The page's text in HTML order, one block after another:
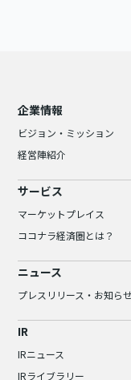
企業情報
ビジョン・ミッション
経営陣紹介
サービス
マーケットプレイス
ココナラ経済圏とは？
ニュース
プレスリリース・お知ら
IR
IRニュース
IRライブラリー